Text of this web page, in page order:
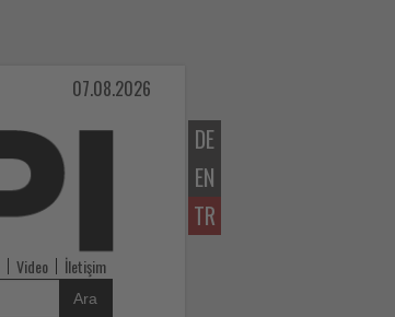
DE
EN
TR
07.08.2026
Video İletişim
Ara